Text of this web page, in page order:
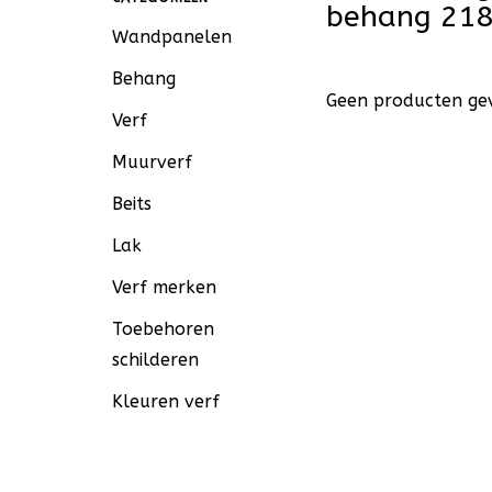
Wandpanelen
Behang
Verf
Muurverf
Beits
Lak
Verf merken
Toebehoren
schilderen
Kleuren verf
behang
Geen producten